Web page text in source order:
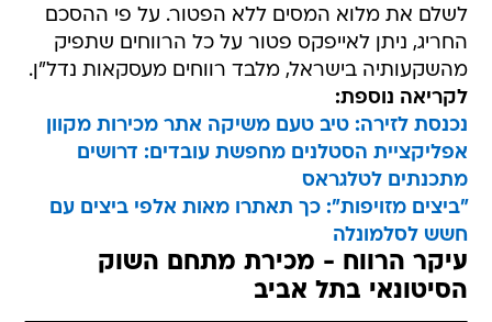
לשלם את מלוא המסים ללא הפטור. על פי ההסכם
החריג, ניתן לאייפקס פטור על כל הרווחים שתפיק
מהשקעותיה בישראל, מלבד רווחים מעסקאות נדל"ן.
לקריאה נוספת:
נכנסת לזירה: טיב טעם משיקה אתר מכירות מקוון
אפליקציית הסטלנים מחפשת עובדים: דרושים
מתכנתים לטלגראס
"ביצים מזויפות": כך תאתרו מאות אלפי ביצים עם
חשש לסלמונלה
עיקר הרווח - מכירת מתחם השוק
הסיטונאי בתל אביב